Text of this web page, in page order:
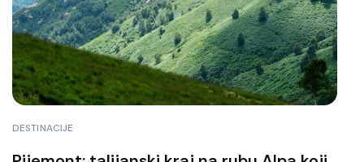
DESTINACIJE